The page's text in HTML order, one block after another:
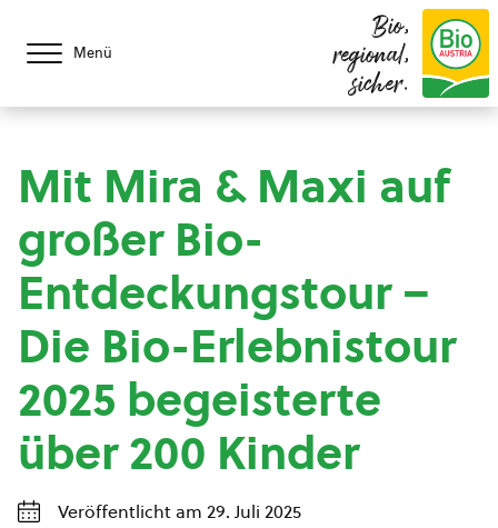
Menü
Bio,
regional,
sicher.
Mit Mira & Maxi auf
großer Bio-
Entdeckungstour –
Die Bio-Erlebnistour
2025 begeisterte
über 200 Kinder
Veröffentlicht am 29. Juli 2025